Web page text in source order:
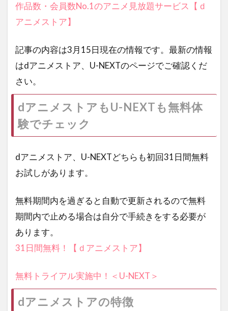
作品数・会員数No.1のアニメ見放題サービス【ｄ
アニメストア】
記事の内容は3月15日現在の情報です。最新の情報
はdアニメストア、U-NEXTのページでご確認くだ
さい。
dアニメストアもU-NEXTも無料体
験でチェック
dアニメストア、U-NEXTどちらも初回31日間無料
お試しがあります。
無料期間内を過ぎると自動で更新されるので無料
期間内で止める場合は自分で手続きをする必要が
あります。
31日間無料！【ｄアニメストア】
無料トライアル実施中！＜U-NEXT＞
dアニメストアの特徴